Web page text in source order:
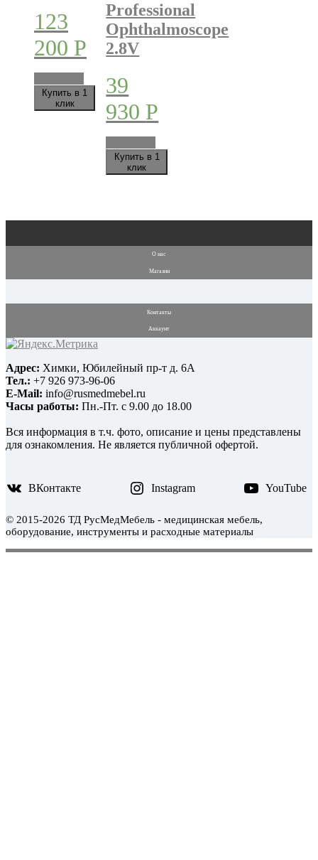
123
200 Р
Купить в 1
клик
Professional
Ophthalmoscope
2.8V
39
930 Р
Купить в 1
клик
О нас
Магазин
Контакты
Аккаунт
Адрес: Химки, Юбилейный пр-т д. 6А
Тел.: +7 926 973-96-06
E-Mail: info@rusmedmebel.ru
Часы работы: Пн.-Пт. с 9.00 до 18.00
Вся информация в т.ч. фото, описание и цены представлены
для ознакомления. Не является публичной офертой.
ВКонтакте Instagram YouTube
© 2015-2026 ТД РусМедМебель - медицинская мебель,
оборудование, инструменты и расходные материалы